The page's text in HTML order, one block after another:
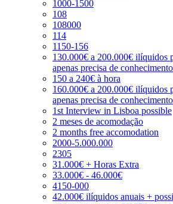
1000-1500
108
108000
114
1150-156
130.000€ a 200.000€ ilíquidos
apenas precisa de
150 a 240€ à hora
160.000€ a 200.000€ ilíquidos
apenas precisa de
1st Interview in Lisboa possible
2 meses de acomodação
2 months free accomodation
2000-5.000.000
2305
31.000€ + Horas Extra
33.000€ - 46.000€
4150-000
42.000€ ilíquidos anuais +